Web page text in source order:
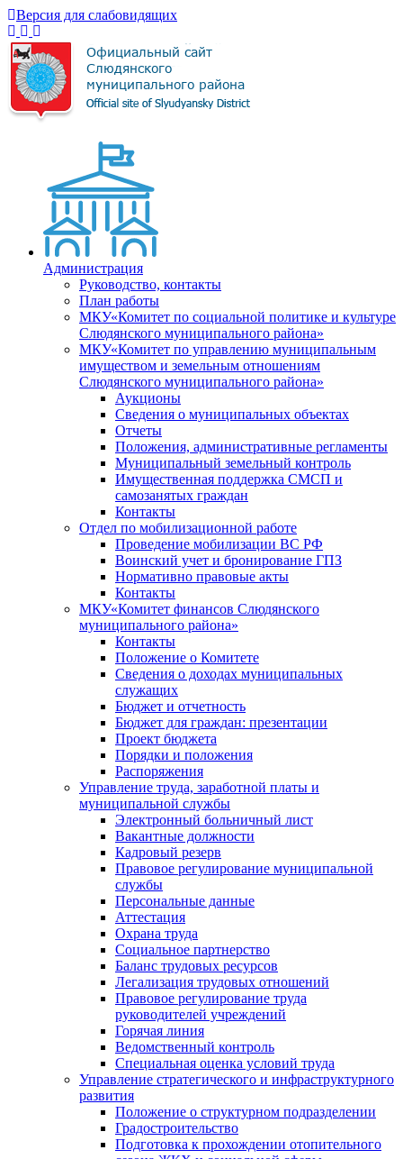
Версия для слабовидящих
Администрация
Руководство, контакты
План работы
МКУ«Комитет по социальной политике и культуре
Слюдянского муниципального района»
МКУ«Комитет по управлению муниципальным
имуществом и земельным отношениям
Слюдянского муниципального района»
Аукционы
Сведения о муниципальных объектах
Отчеты
Положения, административные регламенты
Муниципальный земельный контроль
Имущественная поддержка СМСП и
самозанятых граждан
Контакты
Отдел по мобилизационной работе
Проведение мобилизации ВС РФ
Воинский учет и бронирование ГПЗ
Нормативно правовые акты
Контакты
МКУ«Комитет финансов Слюдянского
муниципального района»
Контакты
Положение о Комитете
Сведения о доходах муниципальных
служащих
Бюджет и отчетность
Бюджет для граждан: презентации
Проект бюджета
Порядки и положения
Распоряжения
Управление труда, заработной платы и
муниципальной службы
Электронный больничный лист
Вакантные должности
Кадровый резерв
Правовое регулирование муниципальной
службы
Персональные данные
Аттестация
Охрана труда
Социальное партнерство
Баланс трудовых ресурсов
Легализация трудовых отношений
Правовое регулирование труда
руководителей учреждений
Горячая линия
Ведомственный контроль
Специальная оценка условий труда
Управление стратегического и инфраструктурного
развития
Положение о структурном подразделении
Градостроительство
Подготовка к прохождении отопительного